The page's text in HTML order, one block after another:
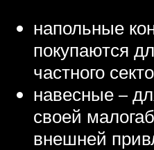
напольные
покупаются
частного
навесные –
своей
внешней